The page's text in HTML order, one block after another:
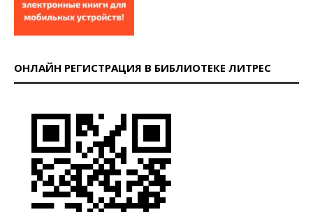
ОНЛАЙН РЕГИСТРАЦИЯ В БИБЛИОТЕКЕ ЛИТРЕС